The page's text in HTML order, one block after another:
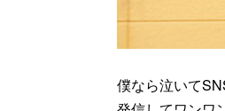
僕なら泣いて